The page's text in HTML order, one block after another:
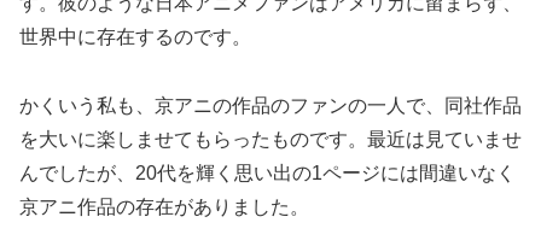
世界中に存在するのです。
かくいう私も、京アニの作品のファンの一人で、同社作品
を大いに楽しませてもらったものです。最近は見ていませ
んでしたが、20代を輝く思い出の1ページには間違いなく
京アニ作品の存在がありました。